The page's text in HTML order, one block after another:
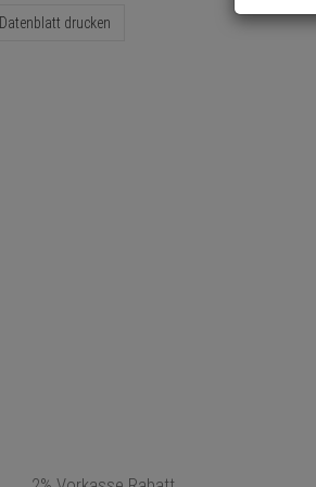
Datenblatt drucken